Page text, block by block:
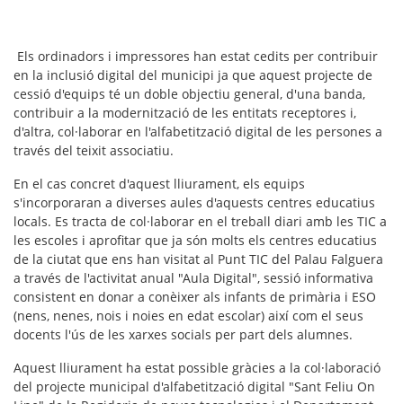
Els ordinadors i impressores han estat cedits per contribuir
en la inclusió digital del municipi ja que aquest projecte de
cessió d'equips té un doble objectiu general, d'una banda,
contribuir a la modernització de les entitats receptores i,
d'altra, col·laborar en l'alfabetització digital de les persones a
través del teixit associatiu.
En el cas concret d'aquest lliurament, els equips
s'incorporaran a diverses aules d'aquests centres educatius
locals. Es tracta de col·laborar en el treball diari amb les TIC a
les escoles i aprofitar que ja són molts els centres educatius
de la ciutat que ens han visitat al Punt TIC del Palau Falguera
a través de l'activitat anual "Aula Digital", sessió informativa
consistent en donar a conèixer als infants de primària i ESO
(nens, nenes, nois i noies en edat escolar) així com el seus
docents l'ús de les xarxes socials per part dels alumnes.
Aquest lliurament ha estat possible gràcies a la col·laboració
del projecte municipal d'alfabetització digital "Sant Feliu On